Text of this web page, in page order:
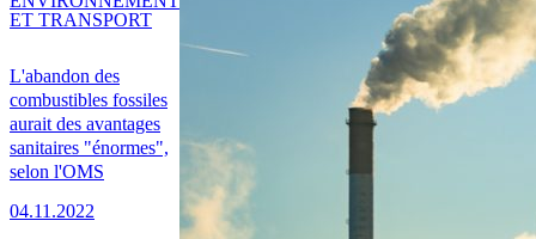
L'abandon des
combustibles fossiles
aurait des avantages
sanitaires "énormes",
selon l'OMS
04.11.2022
ET TRANSPORT